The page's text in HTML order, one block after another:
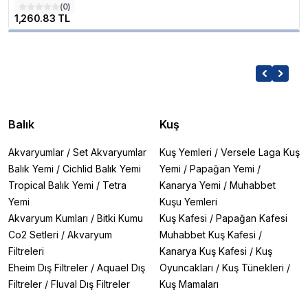
(0)
1,260.83 TL
Balık
Akvaryumlar / Set Akvaryumlar
Balık Yemi / Cichlid Balık Yemi
Tropical Balık Yemi / Tetra
Yemi
Akvaryum Kumları / Bitki Kumu
Co2 Setleri / Akvaryum
Filtreleri
Eheim Dış Filtreler / Aquael Dış
Filtreler / Fluval Dış Filtreler
Kuş
Kuş Yemleri / Versele Laga Kuş
Yemi / Papağan Yemi /
Kanarya Yemi / Muhabbet
Kuşu Yemleri
Kuş Kafesi / Papağan Kafesi
Muhabbet Kuş Kafesi /
Kanarya Kuş Kafesi / Kuş
Oyuncakları / Kuş Tünekleri /
Kuş Mamaları